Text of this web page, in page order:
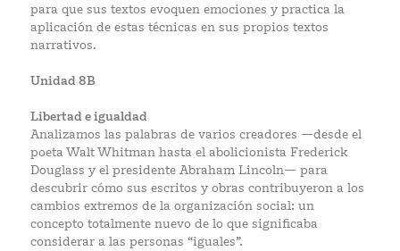
para que sus textos evoquen emociones y practica la
aplicación de estas técnicas en sus propios textos
narrativos.
Unidad 8B
Libertad e igualdad
Analizamos las palabras de varios creadores —desde el
poeta Walt Whitman hasta el abolicionista Frederick
Douglass y el presidente Abraham Lincoln— para
descubrir cómo sus escritos y obras contribuyeron a los
cambios extremos de la organización social: un
concepto totalmente nuevo de lo que significaba
considerar a las personas “iguales”.